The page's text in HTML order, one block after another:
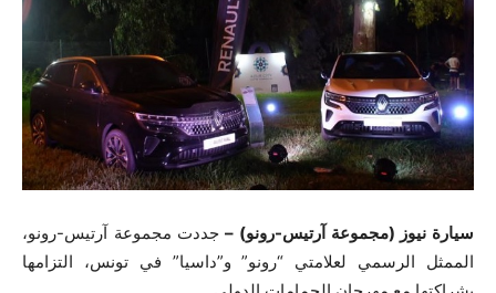
سيارة نيوز (مجموعة آرتيس-رونو) – جددت مجموعة آرتيس-رونو،
الممثل الرسمي لعلامتي “رونو” و”داسيا” في تونس، التزامها